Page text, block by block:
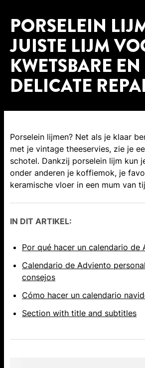
PORSELEIN
JUISTE LIJM
KWETSBARE EN
DELICATE
Porselein lijmen? Net als je klaar
met je vintage theeservies, zie je
schotel. Dankzij porselein lijm kun
onder anderen je koffiemok, je
keramische vloer in een mum van
IN DIT ARTIKEL:
Por qué hacer un calendario de
Calendario de Adviento
consejos
Cómo hacer un calendario
Section with title and subtitles